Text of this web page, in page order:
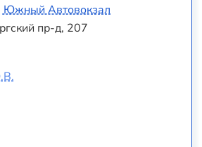
Южный Автовокзал
пр-д, 207